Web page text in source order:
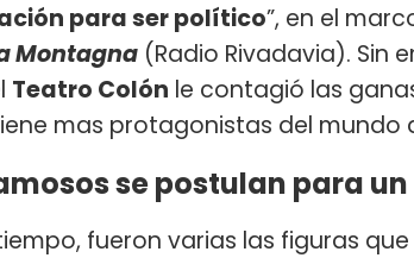
para ser político”, en el
Montagna (Radio Rivadavia). Sin
Teatro Colón le contagió las
mas protagonistas del mundo
se postulan para
fueron varias las figuras